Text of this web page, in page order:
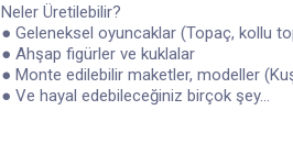
Neler Üretilebilir?
● Geleneksel oyuncaklar (Topaç, kollu
● Ahşap figürler ve kuklalar
● Monte edilebilir maketler, modeller
● Ve hayal edebileceğiniz birçok şey...